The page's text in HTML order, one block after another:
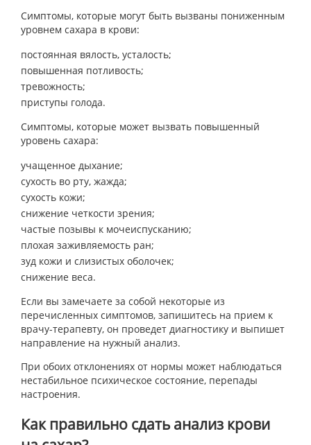
Симптомы, которые могут быть вызваны пониженным
уровнем сахара в крови:
постоянная вялость, усталость;
повышенная потливость;
тревожность;
приступы голода.
Симптомы, которые может вызвать повышенный
уровень сахара:
учащенное дыхание;
сухость во рту, жажда;
сухость кожи;
снижение четкости зрения;
частые позывы к мочеиспусканию;
плохая заживляемость ран;
зуд кожи и слизистых оболочек;
снижение веса.
Если вы замечаете за собой некоторые из
перечисленных симптомов, запишитесь на прием к
врачу-терапевту, он проведет диагностику и выпишет
направление на нужный анализ.
При обоих отклонениях от нормы может наблюдаться
нестабильное психическое состояние, перепады
настроения.
Как правильно сдать анализ крови